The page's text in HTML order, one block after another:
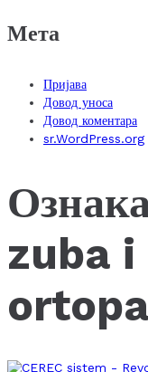
Мета
Пријава
Довод уноса
Довод коментара
sr.WordPress.org
zuba